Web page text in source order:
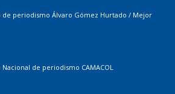
de periodismo Álvaro Gómez Hurtado / Mejor
Nacional de periodismo CAMACOL